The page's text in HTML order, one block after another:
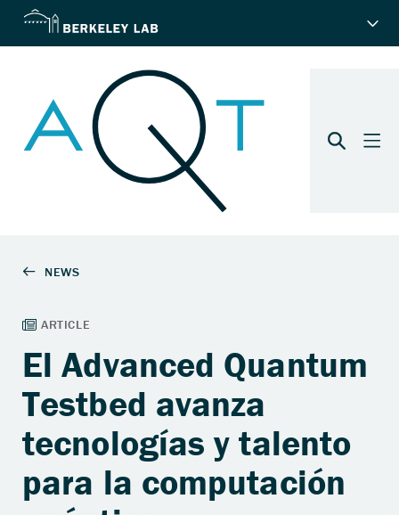
El Advanced Quantum
Testbed avanza
tecnologías y talento
para la computación